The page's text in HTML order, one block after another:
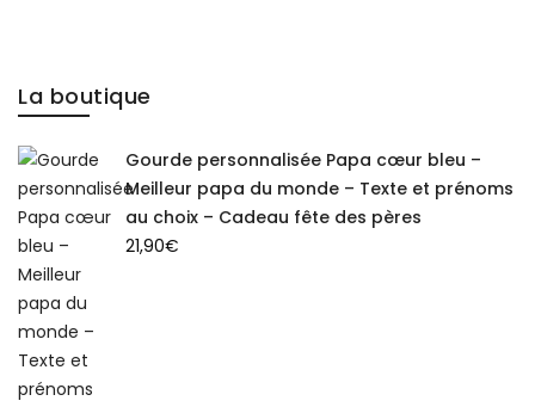
La boutique
Gourde personnalisée Papa cœur bleu –
Meilleur papa du monde – Texte et prénoms
au choix – Cadeau fête des pères
21,90€